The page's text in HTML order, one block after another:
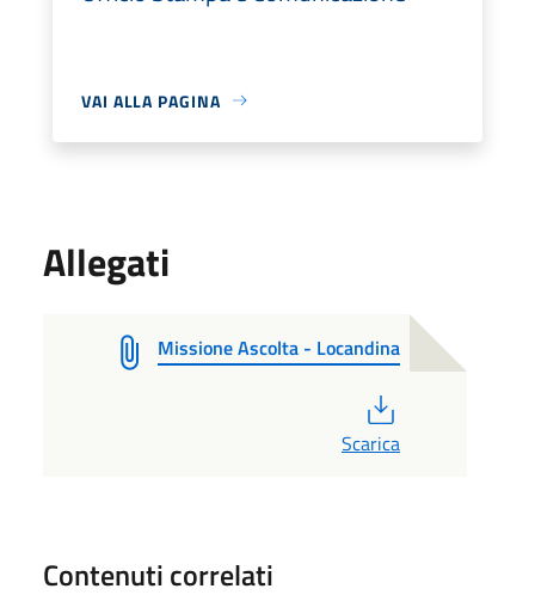
VAI ALLA PAGINA
Allegati
Missione Ascolta - Locandina
Scarica
Contenuti correlati